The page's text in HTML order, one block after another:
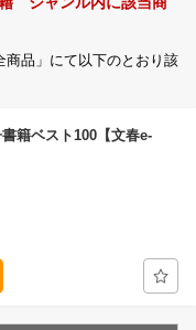
商品」にて以下のとおり該
籍ベスト100【文春e-